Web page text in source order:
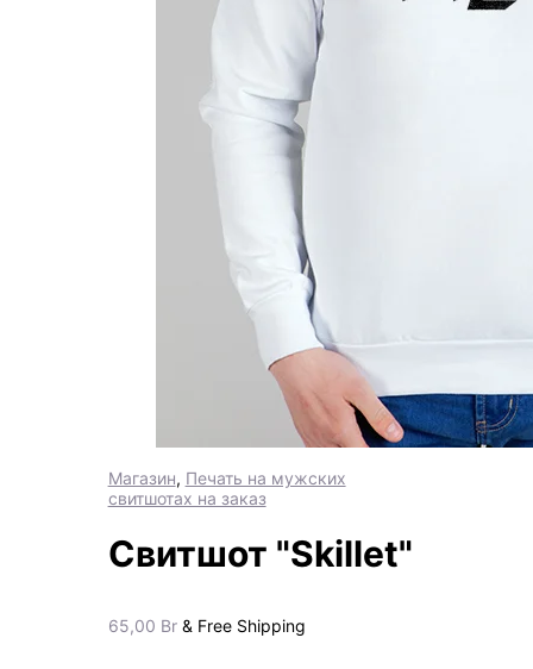
Магазин, Печать на мужских
свитшотах на заказ
Свитшот "Skillet"
65,00 Br & Free Shipping